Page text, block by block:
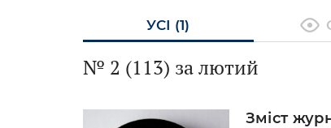
УСІ (1)
№ 2 (113) за лютий
Зміст